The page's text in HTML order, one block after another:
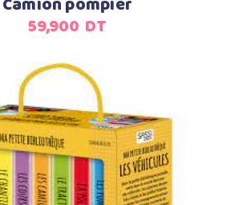
59,900 DT
Ajouter au panier